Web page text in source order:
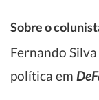
Sobre o
Fernando
política em